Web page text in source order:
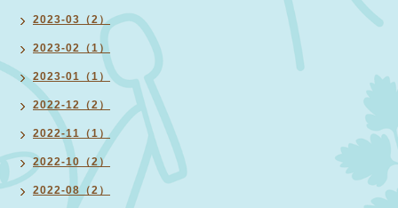
2023-03（2）
2023-02（1）
2023-01（1）
2022-12（2）
2022-11（1）
2022-10（2）
2022-08（2）